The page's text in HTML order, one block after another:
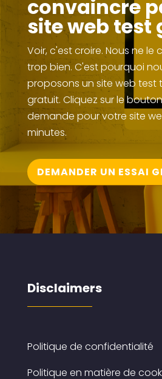
convaincre
site web test
Voir, c'est croire. Nous ne le
trop bien. C'est pourquoi
proposons un site web test
gratuit. Cliquez sur le
demande pour votre site
minutes.
DEMANDER UN ESSAI
Disclaimers
Politique de confidentialité
Politique en matière de